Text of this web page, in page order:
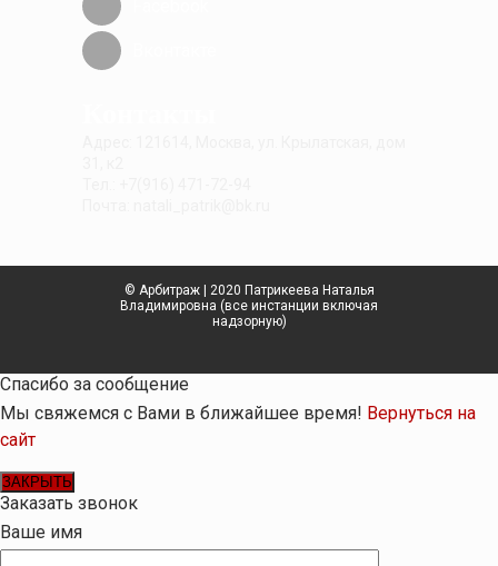
© Арбитраж | 2020 Патрикеева Наталья
Владимировна (все инстанции включая
надзорную)
Спасибо за сообщение
Мы свяжемся с Вами в ближайшее время! Вернуться на
сайт
ЗАКРЫТЬ
Заказать звонок
Ваше имя